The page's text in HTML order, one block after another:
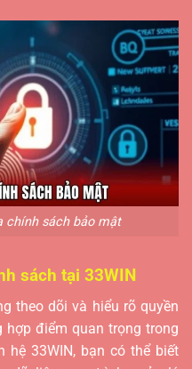
chính sách bảo mật
sách tại 33WIN
theo dõi và hiểu rõ quyền
hợp điểm quan trọng trong
hệ 33WIN, bạn có thể biết